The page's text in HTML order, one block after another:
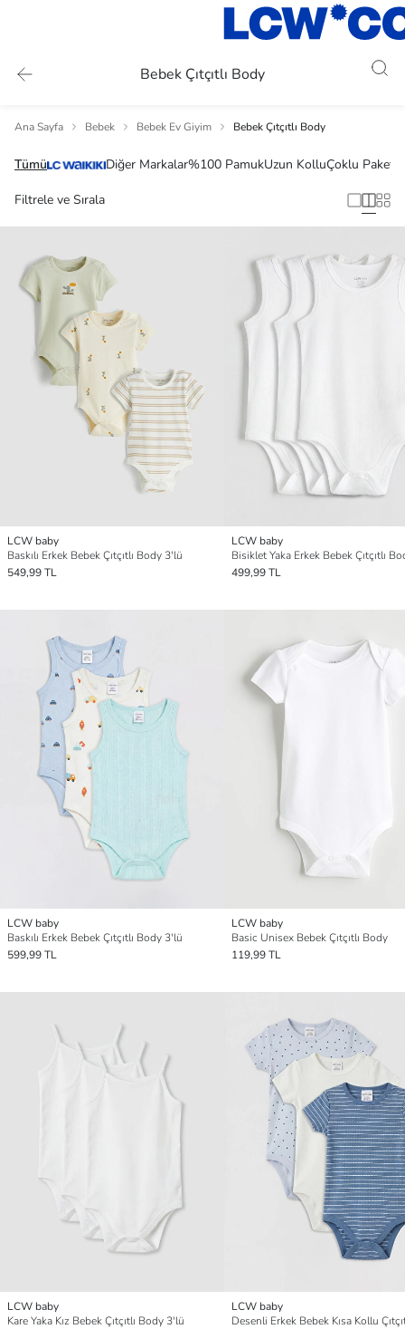
Bebek Çıtçıtlı Body
Ana Sayfa Bebek Bebek Ev Giyim Bebek Çıtçıtlı Body
Tümü Diğer Markalar%100 PamukUzun KolluÇoklu Paket
Filtrele ve Sırala
LCW baby
Baskılı Erkek Bebek Çıtçıtlı Body 3'lü
549,99 TL
LCW baby
Bisiklet Yaka Erkek Bebek Çıtçıtlı
499,99 TL
LCW baby
Baskılı Erkek Bebek Çıtçıtlı Body 3'lü
599,99 TL
LCW baby
Basic Unisex Bebek Çıtçıtlı Body
119,99 TL
LCW baby
Kare Yaka Kız Bebek Çıtçıtlı Body 3'lü
LCW baby